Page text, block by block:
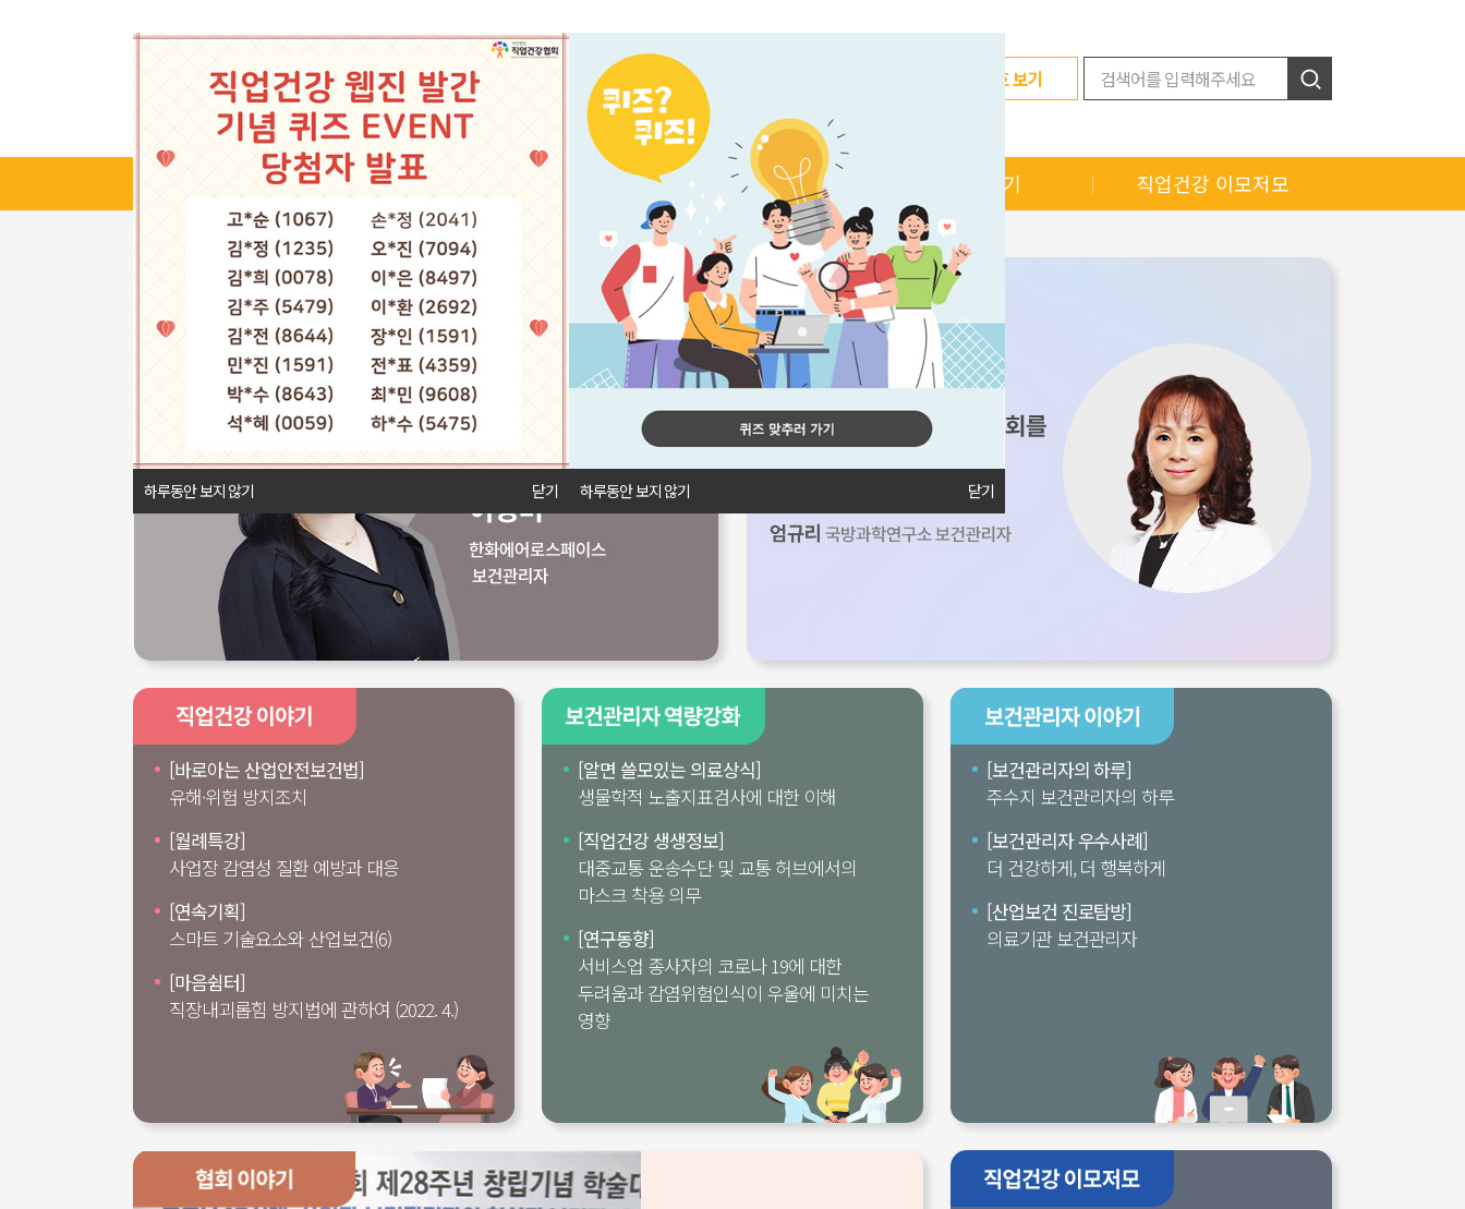
Vol. 29 No.03 2022. May 지난호 보기
직업건강 이야기
제언
바로아는 산업안전보건법
월례특강
연속기획
마음쉼터
보건관리자 역량강화
알면 쓸모있는 의료상식
직업건강 생생정보
연구동향
보건관리자 이야기
이달의 보건관리자
보건관리자의 하루
보건관리자 우수사례
산업보건 진로탐방
협회 이야기
협회소식
교육소식
사업소식
직업건강 이모저모
신춘문예 에세이
마음건강힐링
사진 콘테스트 출품작
오늘의 Pick
[바로아는 산업안전보건법]
유해·위험 방지조치
[월례특강]
사업장 감염성 질환 예방과 대응
[연속기획]
스마트 기술요소와 산업보건(6)
[마음쉼터]
직장내괴롭힘 방지법에 관하여 (2022. 4.)
[알면 쓸모있는 의료상식]
생물학적 노출지표검사에 대한 이해
[직업건강 생생정보]
대중교통 운송수단 및 교통 허브에서의
마스크 착용 의무
[연구동향]
서비스업 종사자의 코로나 19에 대한
두려움과 감염위험인식이 우울에 미치는
영향
[보건관리자의 하루]
주수지 보건관리자의 하루
[보건관리자 우수사례]
더 건강하게, 더 행복하게
[산업보건 진로탐방]
의료기관 보건관리자
하루동안 보지 않기 닫기 하루동안 보지 않기 닫기